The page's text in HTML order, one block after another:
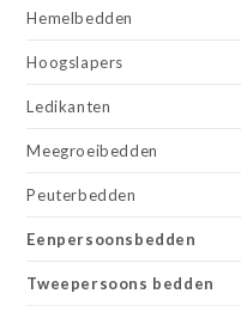
Hemelbedden
Hoogslapers
Ledikanten
Meegroeibedden
Peuterbedden
Eenpersoonsbedden
Tweepersoons bedden